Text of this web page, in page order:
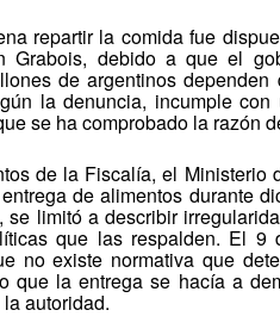
repartir la comida fue
Grabois, debido a que el
de argentinos
la denuncia, incumple
se ha comprobado la razón
de la Fiscalía, el
de alimentos durante
se limitó a describir
que las respalden. El 9
no existe normativa que
que la entrega se hacía a
autoridad.